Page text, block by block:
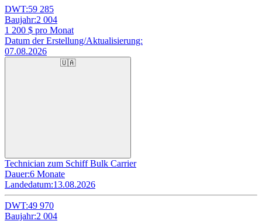
DWT:59 285
Baujahr:2 004
1 200 $ pro Monat
Datum der Erstellung/Aktualisierung:
07.08.2026
🇺🇦
Technician zum Schiff Bulk Carrier
Dauer:6 Monate
Landedatum:13.08.2026
DWT:49 970
Baujahr:2 004